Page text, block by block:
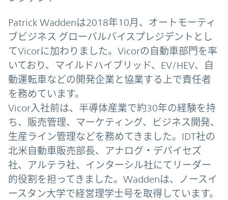
Patrick Waddenは2018年10月、オートモーティ
ブビジネス グローバルバイスプレジデントとし
てVicorに加わりました。Vicorの自動車部門を率
いており、マイルドハイブリッド、EV/HEV、自
動運転車などの開発企業と協業する上で責任者
を務めています。
Vicor入社前は、半導体産業で約30年の経験を持
ち、販売管理、マーケティング、ビジネス開発、
生産ライン管理などを務めてきました。IDT社の
北米自動車販売部長、アナログ・デバイセズ
社、アルテラ社、インターシル社にてリーダー
的役割を担ってきました。Waddenは、ノースイ
ースタン大学で経営理学士号を取得しています。